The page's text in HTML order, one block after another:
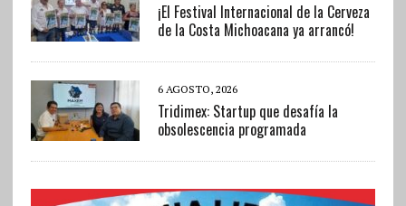
¡El Festival Internacional de la Cerveza
de la Costa Michoacana ya arrancó!
6 AGOSTO, 2026
Tridimex: Startup que desafía la
obsolescencia programada